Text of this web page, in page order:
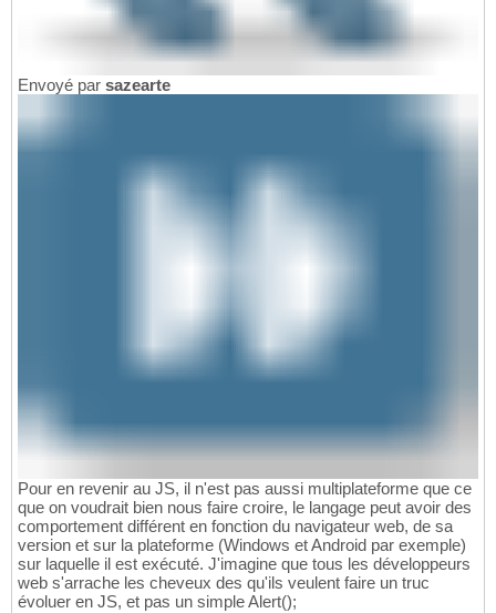
Envoyé par sazearte
Pour en revenir au JS, il n'est pas aussi multiplateforme que ce
que on voudrait bien nous faire croire, le langage peut avoir des
comportement différent en fonction du navigateur web, de sa
version et sur la plateforme (Windows et Android par exemple)
sur laquelle il est exécuté. J'imagine que tous les développeurs
web s'arrache les cheveux des qu'ils veulent faire un truc
évoluer en JS, et pas un simple Alert();